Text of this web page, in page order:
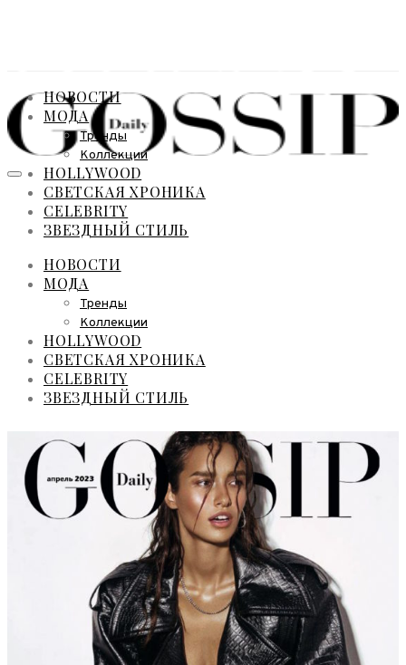
НОВОСТИ
МОДА
Тренды
Коллекции
HOLLYWOOD
СВЕТСКАЯ ХРОНИКА
CELEBRITY
ЗВЕЗДНЫЙ СТИЛЬ
НОВОСТИ
МОДА
Тренды
Коллекции
HOLLYWOOD
СВЕТСКАЯ ХРОНИКА
CELEBRITY
ЗВЕЗДНЫЙ СТИЛЬ